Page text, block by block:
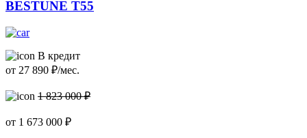
BESTUNE T55
В кредит
от 27 890 ₽/мес.
1 823 000 ₽
от 1 673 000 ₽